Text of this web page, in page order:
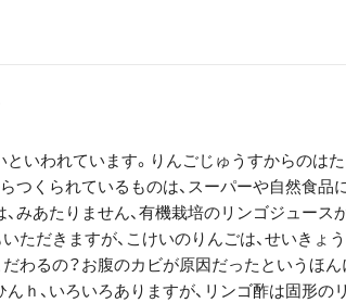
といわれています。りんごじゅうすからのは
つくられているものは、スーパーや自然食品
みあたりません、有機栽培のリンゴジュース
ただきますが、こけいのりんごは、せいきょ
わるの？お腹のカビが原因だったというほん
ｈ、いろいろありますが、リンゴ酢は固形の